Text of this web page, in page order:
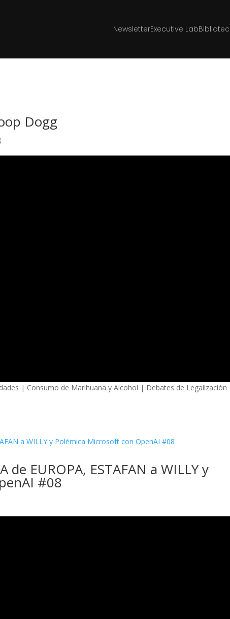
NewsletterExecutive Lab
Dogg
| Consumo de Marihuana y Alcohol | Debates de
de EUROPA, ESTAFAN a WILLY y
#08